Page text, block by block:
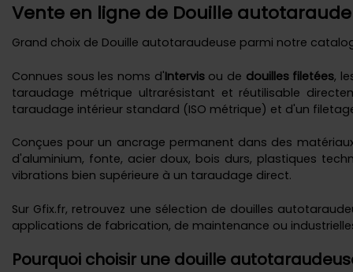
Vente en ligne de Douille
Grand choix de Douille autotaraudeuse parmi notre
Connues sous les noms d'Intervisou de douilles filetées,
taraudage métrique ultrarésistant et réutilisable
taraudage intérieur standard (ISO métrique) et d'un
Conçues pour un ancrage permanent dans des
d'aluminium, fonte, acier doux, bois durs, plastiques
vibrations bien supérieure à un taraudage direct.
Sur Gfix.fr, retrouvez une sélection de douilles
applications de fabrication, de maintenance ou
Pourquoi choisir une douille